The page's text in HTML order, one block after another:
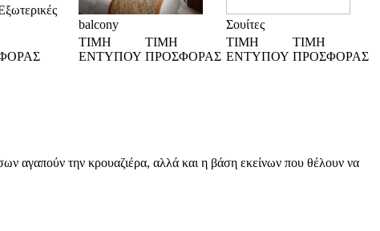
balcony
Σουίτες
ΤΙΜΗ
ΕΝΤΥΠΟΥ
ΤΙΜΗ
ΠΡΟΣΦΟΡΑΣ
ΤΙΜΗ
ΕΝΤΥΠΟΥ
ΤΙΜΗ
ΠΡΟΣΦΟΡΑΣ
αγαπούν την κρουαζιέρα, αλλά και η βάση εκείνων που θέλουν να